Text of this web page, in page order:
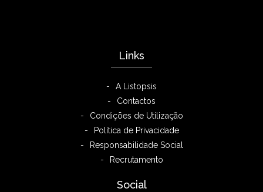
Links
A Listopsis
Contactos
Condições de Utilização
Política de Privacidade
Responsabilidade Social
Recrutamento
Social